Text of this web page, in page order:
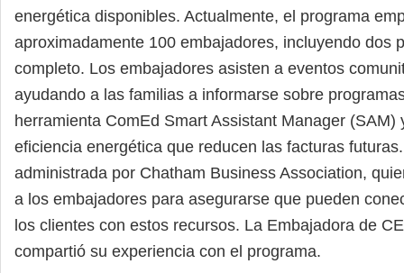
energética disponibles. Actualmente, el programa
aproximadamente 100 embajadores, incluyendo dos
completo. Los embajadores asisten a eventos
ayudando a las familias a informarse sobre
herramienta ComEd Smart Assistant Manager (SAM)
eficiencia energética que reducen las facturas
administrada por Chatham Business Association,
a los embajadores para asegurarse que pueden
los clientes con estos recursos. La Embajadora de
compartió su experiencia con el programa.